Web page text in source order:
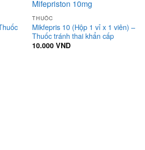
THUỐC
Mikfepris 10 (Hộp 1 vỉ x 1 viên) –
Thuốc tránh thai khẩn cấp
10.000VND